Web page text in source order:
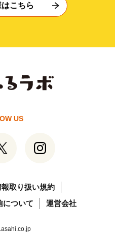
こちら
US
取り扱い規約
について
運営会社